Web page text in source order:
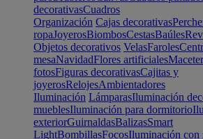
decorativasCuadros
Organización Cajas decorativas
ropaJoyerosBiombosCestasBaúles
Objetos decorativos VelasFaroles
mesaNavidadFlores artificiales
fotosFiguras decorativasCajitas y
joyerosRelojesAmbientadores
Iluminación LámparasIluminación
mueblesIluminación para dormitorio
exteriorGuirnaldasBalizasSmart
LightBombillasFocosIluminación con